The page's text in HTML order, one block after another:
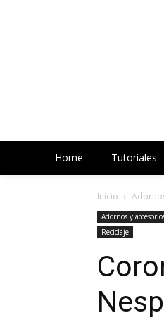
Home Tutoriales
Inicio
Adornos y
Reciclaje